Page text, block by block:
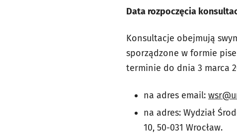
Data rozpoczęcia
Konsultacje obejmują
sporządzone w formie
terminie do dnia 3 marca
na adres email:
na adres: Wydział
10, 50-031 Wrocław.